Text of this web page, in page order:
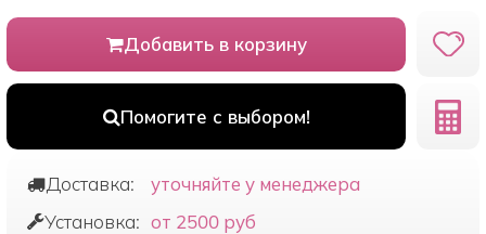
Добавить в корзину
Помогите с выбором!
Доставка:
уточняйте у менеджера
Установка: от 2500 руб